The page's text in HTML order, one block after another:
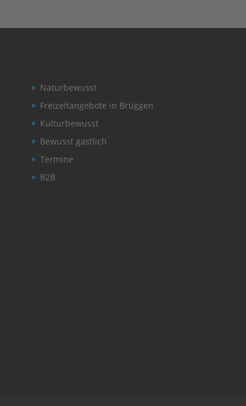
Naturbewusst
Freizeitangebote in Brüggen
Kulturbewusst
Bewusst gastlich
Termine
B2B